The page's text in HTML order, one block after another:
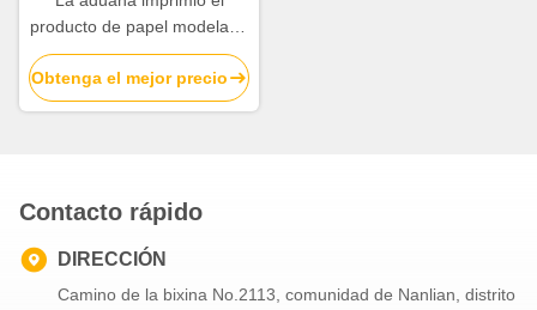
producto de papel modelado
creativo empaqueta las
bolsas de papel rayadas
Obtenga el mejor precio
Contacto rápido
DIRECCIÓN
Camino de la bixina No.2113, comunidad de Nanlian, distrito